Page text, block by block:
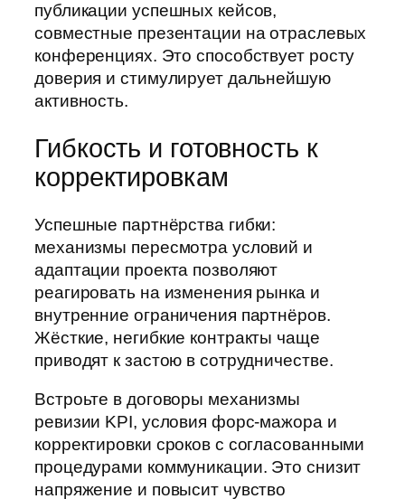
публикации успешных кейсов,
совместные презентации на отраслевых
конференциях. Это способствует росту
доверия и стимулирует дальнейшую
активность.
Гибкость и готовность к
корректировкам
Успешные партнёрства гибки:
механизмы пересмотра условий и
адаптации проекта позволяют
реагировать на изменения рынка и
внутренние ограничения партнёров.
Жёсткие, негибкие контракты чаще
приводят к застою в сотрудничестве.
Встроьте в договоры механизмы
ревизии KPI, условия форс-мажора и
корректировки сроков с согласованными
процедурами коммуникации. Это снизит
напряжение и повысит чувство